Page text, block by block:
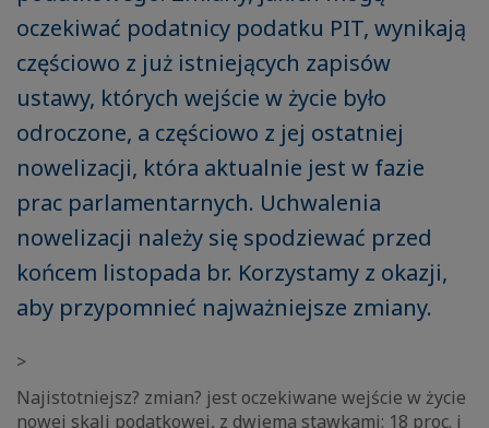
oczekiwać podatnicy podatku PIT, wynikają
częściowo z już istniejących zapisów
ustawy, których wejście w życie było
odroczone, a częściowo z jej ostatniej
nowelizacji, która aktualnie jest w fazie
prac parlamentarnych. Uchwalenia
nowelizacji należy się spodziewać przed
końcem listopada br. Korzystamy z okazji,
aby przypomnieć najważniejsze zmiany.
>
Najistotniejsz? zmian? jest oczekiwane wejście w życie
nowej skali podatkowej, z dwiema stawkami: 18 proc. i